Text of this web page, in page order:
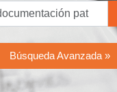
Búsqueda Avanzada »